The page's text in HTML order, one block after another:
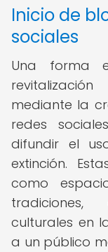
Inicio de
sociales
Una forma
mediante la
redes
difundir el
extinción.
como
tradiciones,
culturales en
a un público